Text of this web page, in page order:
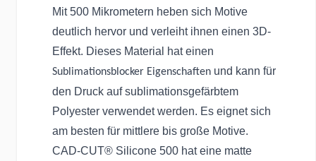
Mit 500 Mikrometern heben sich Motive
deutlich hervor und verleiht ihnen einen 3D-
Effekt. Dieses Material hat einen
Sublimationsblocker Eigenschaften und kann für
den Druck auf sublimationsgefärbtem
Polyester verwendet werden. Es eignet sich
am besten für mittlere bis große Motive.
CAD-CUT® Silicone 500 hat eine matte